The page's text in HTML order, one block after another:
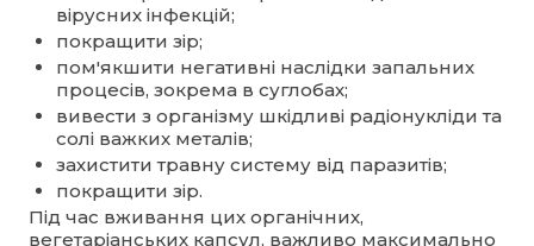
вірусних інфекцій;
покращити зір;
пом'якшити негативні наслідки запальних
процесів, зокрема в суглобах;
вивести з організму шкідливі радіонукліди та
солі важких металів;
захистити травну систему від паразитів;
покращити зір.
Під час вживання цих органічних,
вегетаріанських капсул, важливо максимально